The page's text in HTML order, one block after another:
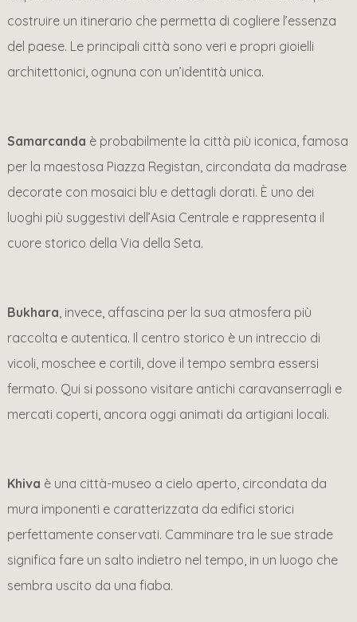
costruire un itinerario che permetta di cogliere l’essenza
del paese. Le principali città sono veri e propri gioielli
architettonici, ognuna con un’identità unica.
Samarcanda è probabilmente la città più iconica, famosa
per la maestosa Piazza Registan, circondata da madrase
decorate con mosaici blu e dettagli dorati. È uno dei
luoghi più suggestivi dell’Asia Centrale e rappresenta il
cuore storico della Via della Seta.
Bukhara , invece, affascina per la sua atmosfera più
raccolta e autentica. Il centro storico è un intreccio di
vicoli, moschee e cortili, dove il tempo sembra essersi
fermato. Qui si possono visitare antichi caravanserragli e
mercati coperti, ancora oggi animati da artigiani locali.
Khiva è una città-museo a cielo aperto, circondata da
mura imponenti e caratterizzata da edifici storici
perfettamente conservati. Camminare tra le sue strade
significa fare un salto indietro nel tempo, in un luogo che
sembra uscito da una fiaba.